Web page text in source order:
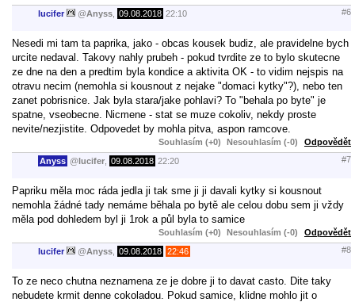
lucifer @Anyss 09.08.2018 22:10 #6
Nesedi mi tam ta paprika, jako - obcas kousek budiz, ale pravidelne bych
urcite nedaval. Takovy nahly prubeh - pokud tvrdite ze to bylo skutecne
ze dne na den a predtim byla kondice a aktivita OK - to vidim nejspis na
otravu necim (nemohla si kousnout z nejake "domaci kytky"?), nebo ten
zanet pobrisnice. Jak byla stara/jake pohlavi? To "behala po byte" je
spatne, vseobecne. Nicmene - stat se muze cokoliv, nekdy proste
nevite/nezjistite. Odpovedet by mohla pitva, aspon ramcove.
Souhlasím (+0) Nesouhlasím (-0) Odpovědět
Anyss @lucifer 09.08.2018 22:20 #7
Papriku měla moc ráda jedla ji tak sme ji ji davali kytky si kousnout
nemohla žádné tady nemáme běhala po bytě ale celou dobu sem ji vždy
měla pod dohledem byl ji 1rok a půl byla to samice
Souhlasím (+0) Nesouhlasím (-0) Odpovědět
lucifer @Anyss 09.08.2018 22:46 #8
To ze neco chutna neznamena ze je dobre ji to davat casto. Dite taky
nebudete krmit denne cokoladou. Pokud samice, klidne mohlo jit o